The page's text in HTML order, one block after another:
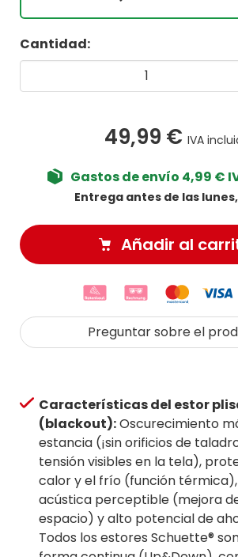
Cantidad:
49,99 € IVA
Gastos de envío 4,99 €
Entrega antes de las lunes,
Añadir al
Preguntar sobre el
Características del estor
(blackout):Oscurecimiento
estancia (¡sin orificios de
tensión visibles en la tela),
calor y el frío (función
acústica perceptible (mejora
espacio) y alto potencial de
Todos los estores Schuette®